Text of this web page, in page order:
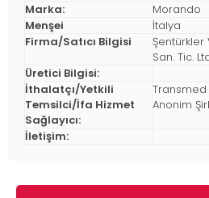
Marka:
Morando
Menşei
İtalya
Firma/Satıcı Bilgisi
Şentürkler
San. Tic.
Üretici Bilgisi:
İthalatçı/Yetkili
Temsilci/İfa Hizmet
Sağlayıcı:
Transmed
Anonim
İletişim: